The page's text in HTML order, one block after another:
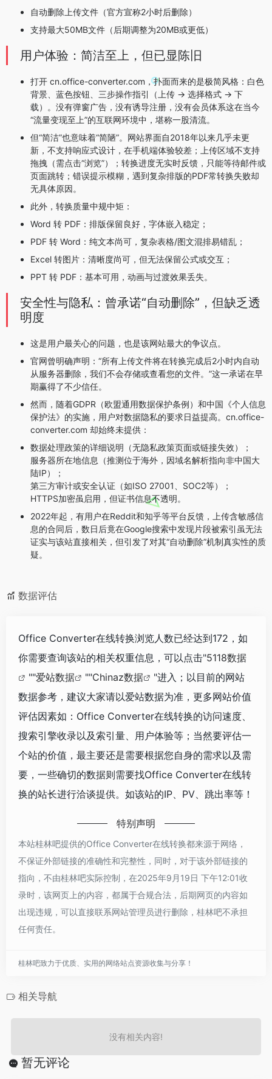
自动删除上传文件（官方宣称2小时后删除）
支持最大50MB文件（后期调整为20MB或更低）
用户体验：简洁至上，但已显陈旧
打开 cn.office-converter.com，扑面而来的是极简风格：白色
背景、蓝色按钮、三步操作指引（上传 → 选择格式 → 下
载）。没有弹窗广告，没有诱导注册，没有会员体系这在当今
“流量变现至上”的互联网环境中，堪称一股清流。
但“简洁”也意味着“简陋”。网站界面自2018年以来几乎未更
新，不支持响应式设计，在手机端体验较差；上传区域不支持
拖拽（需点击“浏览”）；转换进度无实时反馈，只能等待邮件或
页面跳转；错误提示模糊，遇到复杂排版的PDF常转换失败却
无具体原因。
此外，转换质量中规中矩：
Word 转 PDF：排版保留良好，字体嵌入稳定；
PDF 转 Word：纯文本尚可，复杂表格/图文混排易错乱；
Excel 转图片：清晰度尚可，但无法保留公式或交互；
PPT 转 PDF：基本可用，动画与过渡效果丢失。
安全性与隐私：曾承诺“自动删除”，但缺乏透
明度
这是用户最关心的问题，也是该网站最大的争议点。
官网曾明确声明：“所有上传文件将在转换完成后2小时内自动
从服务器删除，我们不会存储或查看您的文件。”这一承诺在早
期赢得了不少信任。
然而，随着GDPR（欧盟通用数据保护条例）和中国《个人信息
保护法》的实施，用户对数据隐私的要求日益提高。cn.office-
converter.com 却始终未提供：
数据处理政策的详细说明（无隐私政策页面或链接失效）；
服务器所在地信息（推测位于海外，因域名解析指向非中国大
陆IP）；
第三方审计或安全认证（如ISO 27001、SOC2等）；
HTTPS加密虽启用，但证书信息不透明。
2022年起，有用户在Reddit和知乎等平台反馈，上传含敏感信
息的合同后，数日后竟在Google搜索中发现片段被索引虽无法
证实与该站直接相关，但引发了对其“自动删除”机制真实性的质
疑。
数据评估
Office Converter在线转换浏览人数已经达到172，如
你需要查询该站的相关权重信息，可以点击"5118数据
""爱站数据 ""Chinaz数据
"进入；以目前的网站
数据参考，建议大家请以爱站数据为准，更多网站价值
评估因素如：Office Converter在线转换的访问速度、
搜索引擎收录以及索引量、用户体验等；当然要评估一
个站的价值，最主要还是需要根据您自身的需求以及需
要，一些确切的数据则需要找Office Converter在线转
换的站长进行洽谈提供。如该站的IP、PV、跳出率等！
特别声明
本站桂林吧提供的Office Converter在线转换都来源于网络，
不保证外部链接的准确性和完整性，同时，对于该外部链接的
指向，不由桂林吧实际控制，在2025年9月19日 下午12:01收
录时，该网页上的内容，都属于合规合法，后期网页的内容如
出现违规，可以直接联系网站管理员进行删除，桂林吧不承担
任何责任。
桂林吧致力于优质、实用的网络站点资源收集与分享！
相关导航
没有相关内容!
暂无评论